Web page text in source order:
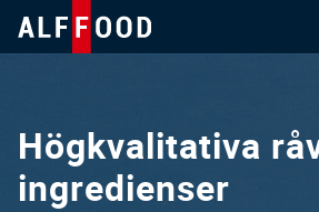
Högkvalitativa
ingredienser